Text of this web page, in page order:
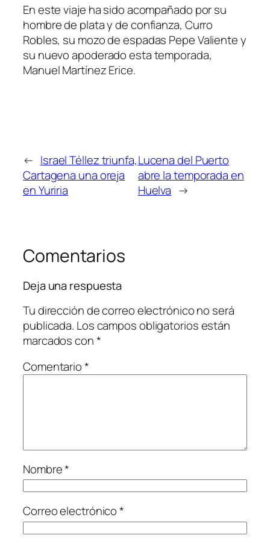
En este viaje ha sido acompañado por su
hombre de plata y de confianza, Curro
Robles, su mozo de espadas Pepe Valiente y
su nuevo apoderado esta temporada,
Manuel Martínez Erice.
← Israel Téllez triunfa,
Cartagena una oreja
en Yuriria
Lucena del Puerto
abre la temporada en
Huelva →
Comentarios
Deja una respuesta
Tu dirección de correo electrónico no será
publicada. Los campos obligatorios están
marcados con*
Comentario*
Nombre*
Correo electrónico*